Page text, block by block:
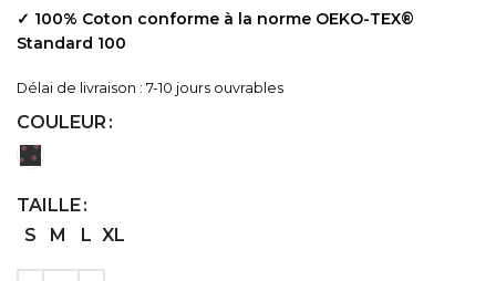
✓ 100% Coton conforme à la norme OEKO-TEX®
Standard 100
Délai de livraison : 7-10 jours ouvrables
COULEUR
TAILLE
S
M L XL